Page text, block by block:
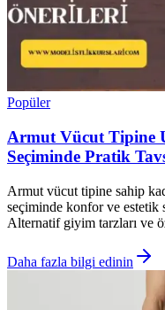
Popüler
Armut Vücut Tipine
Seçiminde Pratik
Armut vücut tipine sahip
seçiminde konfor ve estetik
Alternatif giyim tarzları ve
Daha fazla bilgi edinin